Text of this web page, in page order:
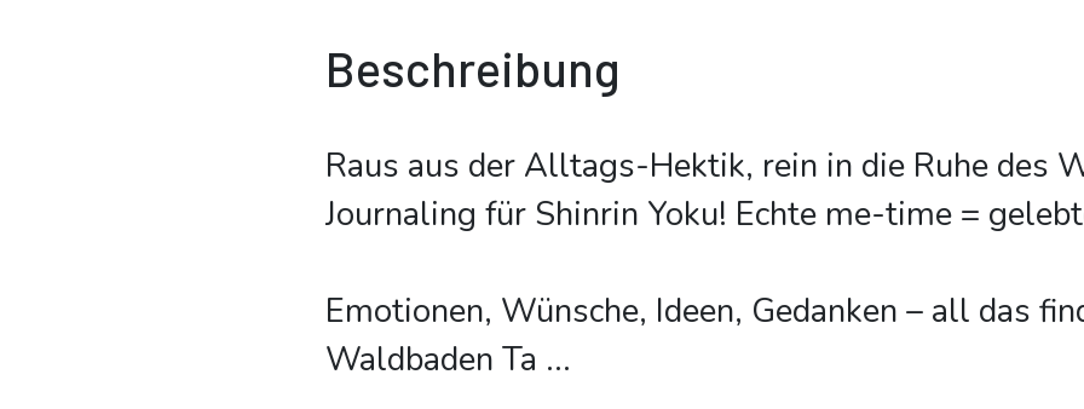
Beschreibung
Raus aus der Alltags-Hektik, rein in die Ruhe des
Journaling für Shinrin Yoku! Echte me-time =
Emotionen, Wünsche, Ideen, Gedanken – all das
Waldbaden Ta ...